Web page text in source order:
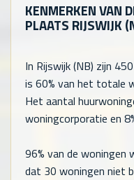
KENMERKEN VAN
PLAATS RIJSWIJK
In Rijswijk (NB) zijn 450
is 60% van het totale
Het aantal
woningcorporatie en
96% van de
dat 30 woningen niet